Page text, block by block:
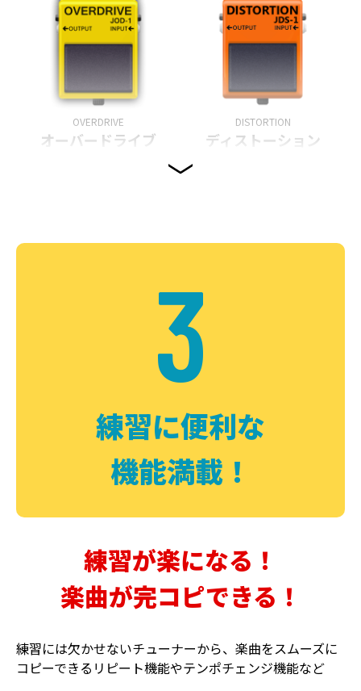
OVERDRIVE
オーバードライブ
DISTORTION
ディストーション
DELAY PHASER
3
練習に便利な
機能満載！
練習が楽になる！
楽曲が完コピできる！
練習には欠かせないチューナーから、楽曲をスムーズに
コピーできるリピート機能やテンポチェンジ機能など